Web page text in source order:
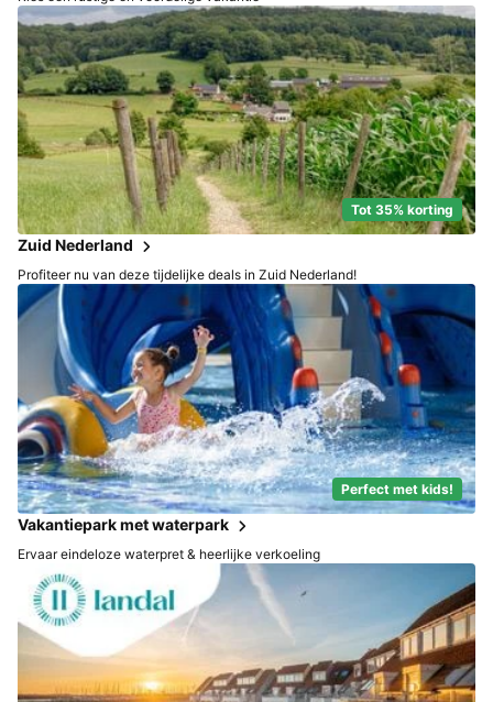
Tot 35% korting
Zuid Nederland
Profiteer nu van deze tijdelijke deals in Zuid Nederland!
Perfect met kids!
Vakantiepark met waterpark
Ervaar eindeloze waterpret & heerlijke verkoeling